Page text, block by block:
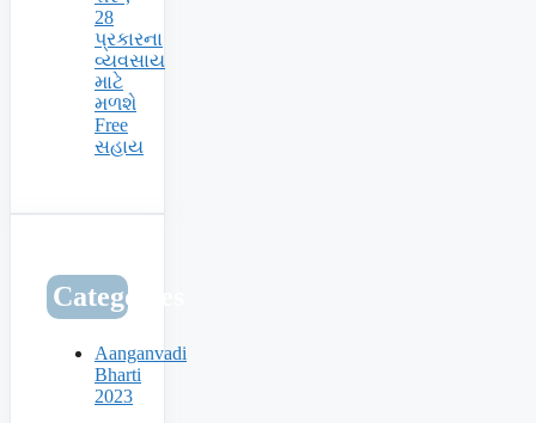
28
પ્રકારના
વ્યવસાય
માટે
મળશે
Free
સહાય
Categories
Aanganvadi
Bharti
2023